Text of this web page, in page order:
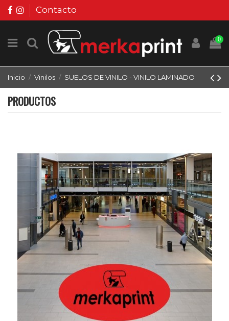
Contacto
0
Inicio Vinilos SUELOS DE VINILO - VINILO LAMINADO
PRODUCTOS